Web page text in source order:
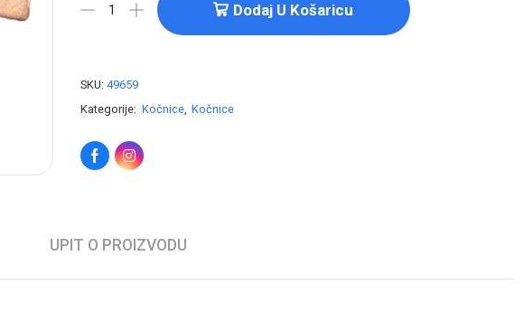
Dodaj U Košaricu
SKU: 49659
Kategorije: Kočnice, Kočnice
UPIT O PROIZVODU